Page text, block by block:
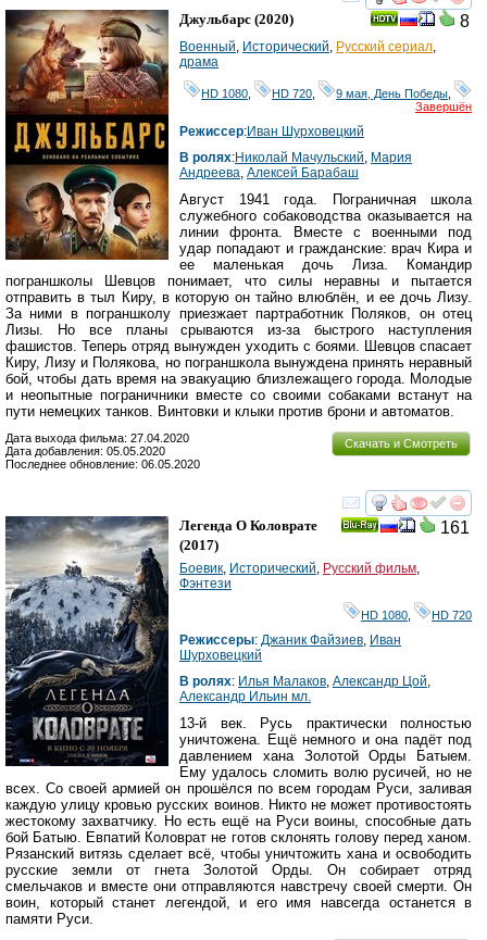
смотреть
8
Джульбарс (2020)
Военный, Исторический, Русский сериал,
драма
HD 1080 HD 720 9 мая, День Победы
Завершён
Режиссер:Иван Шурховецкий
В ролях:Николай Мачульский, Мария
Андреева, Алексей Барабаш
Август 1941 года. Пограничная школа
служебного собаководства оказывается на
линии фронта. Вместе с военными под
удар попадают и гражданские: врач Кира и
ее маленькая дочь Лиза. Командир
пограншколы Шевцов понимает, что силы неравны и пытается
отправить в тыл Киру, в которую он тайно влюблён, и ее дочь Лизу.
За ними в пограншколу приезжает партработник Поляков, он отец
Лизы. Но все планы срываются из-за быстрого наступления
фашистов. Теперь отряд вынужден уходить с боями. Шевцов спасает
Киру, Лизу и Полякова, но пограншкола вынуждена принять неравный
бой, чтобы дать время на эвакуацию близлежащего города. Молодые
и неопытные пограничники вместе со своими собаками встанут на
пути немецких танков. Винтовки и клыки против брони и автоматов.
Скачать и Смотреть
Дата выхода фильма: 27.04.2020
Дата добавления: 05.05.2020
Последнее обновление: 06.05.2020
смотреть
161
Легенда О Коловрате
(2017)
Боевик, Исторический, Русский фильм,
Фэнтези
HD 1080 HD 720
Режиссеры: Джаник Файзиев, Иван
Шурховецкий
В ролях: Илья Малаков, Александр Цой,
Александр Ильин мл.
13-й век. Русь практически полностью
уничтожена. Ещё немного и она падёт под
давлением хана Золотой Орды Батыем.
Ему удалось сломить волю русичей, но не
всех. Со своей армией он прошёлся по всем городам Руси, заливая
каждую улицу кровью русских воинов. Никто не может противостоять
жестокому захватчику. Но есть ещё на Руси воины, способные дать
бой Батыю. Евпатий Коловрат не готов склонять голову перед ханом.
Рязанский витязь сделает всё, чтобы уничтожить хана и освободить
русские земли от гнета Золотой Орды. Он собирает отряд
смельчаков и вместе они отправляются навстречу своей смерти. Он
воин, который станет легендой, и его имя навсегда останется в
памяти Руси.